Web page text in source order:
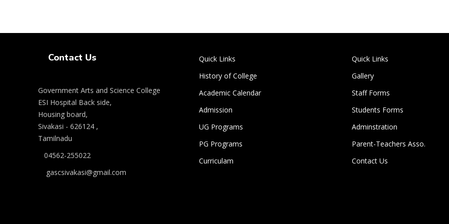
Contact Us
Government Arts and Science College
ESI Hospital Back side,
Housing board,
Sivakasi - 626124 ,
Tamilnadu
04562-255022
gascsivakasi@gmail.com
Quick Links
History of College
Academic Calendar
Admission
UG Programs
PG Programs
Curriculam
Quick Links
Gallery
Staff Forms
Students Forms
Adminstration
Parent-Teachers Asso.
Contact Us